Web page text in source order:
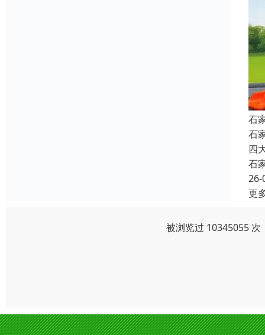
石
石
四
石
26-
更
被浏览过 10345055